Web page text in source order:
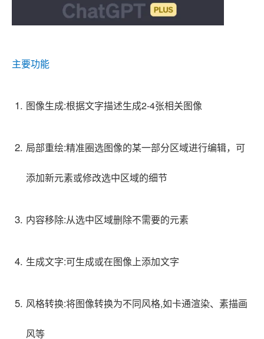
主要功能
图像生成:根据文字描述生成2-4张相关图像
局部重绘:精准圈选图像的某一部分区域进行编辑，可
添加新元素或修改选中区域的细节
内容移除:从选中区域删除不需要的元素
生成文字:可生成或在图像上添加文字
风格转换:将图像转换为不同风格,如卡通渲染、素描画
风等